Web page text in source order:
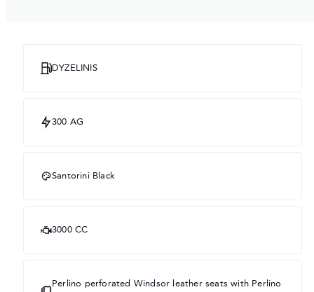
DYZELINIS
300 AG
Santorini Black
3000 CC
Perlino perforated Windsor leather seats with Perlino